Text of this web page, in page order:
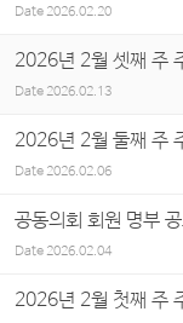
Date2026.02.20
2026년 2월 셋째 주
Date 2026.02.13
2026년 2월 둘째 주
Date2026.02.06
공동의회 회원 명부
Date2026.02.04
2026년 2월 첫째 주